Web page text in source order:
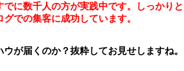
でに数千人の方が実践中です。しっかり
での集客に成功しています。
が届くのか？抜粋してお見せしますね。